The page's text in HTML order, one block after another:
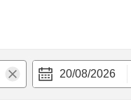
20/08/2026
nghi